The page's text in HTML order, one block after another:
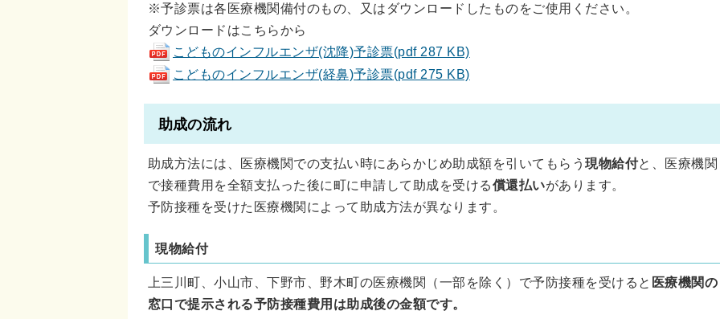
※予診票は各医療機関備付のもの、又はダウンロードしたものをご使用ください。
ダウンロードはこちらから
こどものインフルエンザ(沈降)予診票(pdf 287 KB)
こどものインフルエンザ(経鼻)予診票(pdf 275 KB)
助成の流れ
助成方法には、医療機関での支払い時にあらかじめ助成額を引いてもらう現物給付と、医療機関
で接種費用を全額支払った後に町に申請して助成を受ける償還払いがあります。
予防接種を受けた医療機関によって助成方法が異なります。
現物給付
上三川町、小山市、下野市、野木町の医療機関（一部を除く）で予防接種を受けると 医療機関の
窓口で提示される予防接種費用は助成後の金額です。